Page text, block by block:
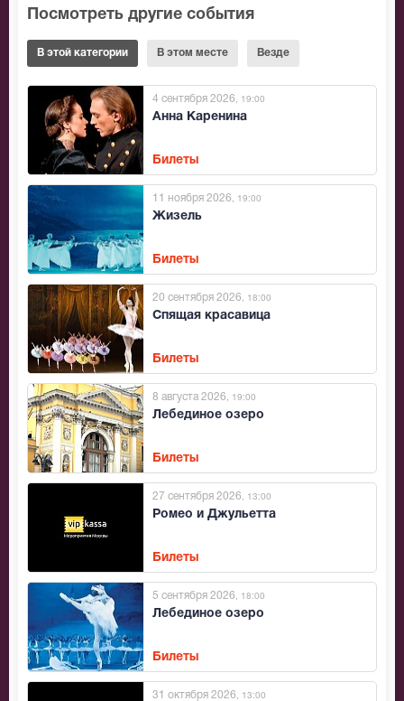
Посмотреть другие события
В этой категории В этом месте Везде
Анна Каренина
4 сентября 2026 , 19:00
Билеты
Жизель
11 ноября 2026 , 19:00
Билеты
Спящая красавица
20 сентября 2026 , 18:00
Билеты
Лебединое озеро
8 августа 2026 , 19:00
Билеты
Ромео и Джульетта
27 сентября 2026 , 13:00
Билеты
Лебединое озеро
5 сентября 2026 , 18:00
Билеты
31 октября 2026 , 13:00